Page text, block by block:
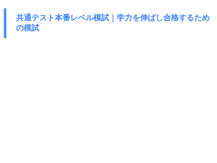
共通テスト本番レベル模試｜学力を伸ばし合格するため
の模試